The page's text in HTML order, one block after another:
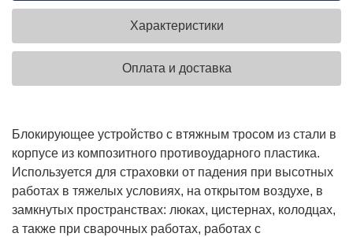
Характеристики
Оплата и доставка
Блокирующее устройство с втяжным тросом из стали в
корпусе из композитного противоударного пластика.
Используется для страховки от падения при высотных
работах в тяжелых условиях, на открытом воздухе, в
замкнутых пространствах: люках, цистернах, колодцах,
а также при сварочных работах, работах с